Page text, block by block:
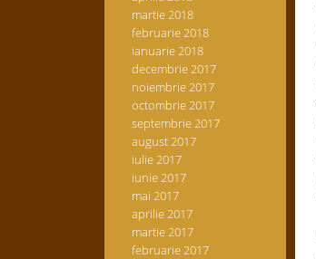
martie 2018
februarie 2018
ianuarie 2018
decembrie 2017
noiembrie 2017
octombrie 2017
septembrie 2017
august 2017
iulie 2017
iunie 2017
mai 2017
aprilie 2017
martie 2017
februarie 2017